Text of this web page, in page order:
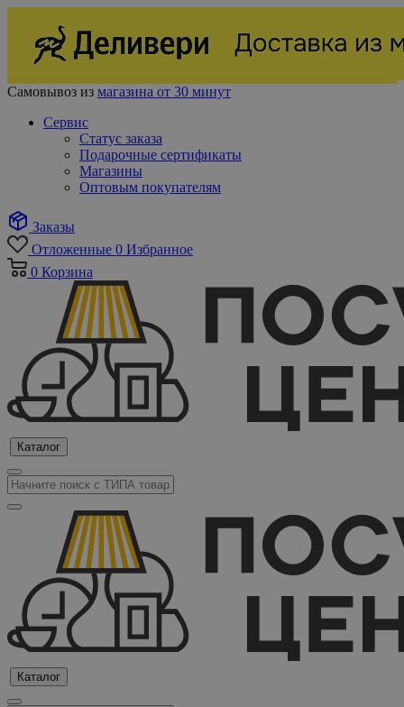
Самовывоз из магазина от 30 минут
Сервис
Статус заказа
Подарочные сертификаты
Магазины
Оптовым покупателям
Заказы
Отложенные 0 Избранное
0 Корзина
Каталог
Каталог